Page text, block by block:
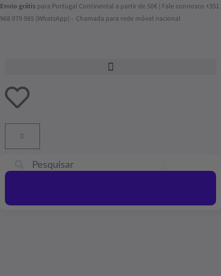
Skip
to
Envio grátis para Portugal Continental a partir de 50€ | Fale connosco +351
968 079 985 (WhatsApp) – Chamada para rede móvel nacional
ADICIONAR
CARRINHO